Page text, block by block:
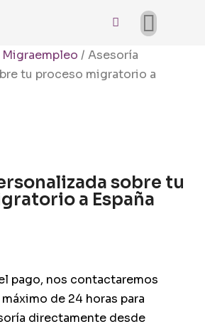
/ Asesoría
tu proceso migratorio a
sobre tu
a España
pago, nos contactaremos
de 24 horas para
directamente desde